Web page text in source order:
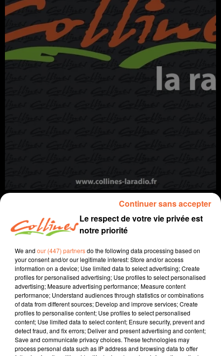
Le respect de votre vie privée est
notre priorité
We and our (447) partnersdo the following data processing based on
your consent and/or our legitimate interest: Store and/or access
information on a device; Use limited data to select advertising; Create
profiles for personalised advertising; Use profiles to select personalised
advertising; Measure advertising performance; Measure content
performance; Understand audiences through statistics or combinations
of data from different sources; Develop and improve services; Create
profiles to personalise content; Use profiles to select personalised
content; Use limited data to select content; Ensure security, prevent and
detect fraud, and fix errors; Deliver and present advertising and content;
Save and communicate privacy choices. These technologies may
process personal data such as IP address and browsing data to offer
Continuer sans accepter